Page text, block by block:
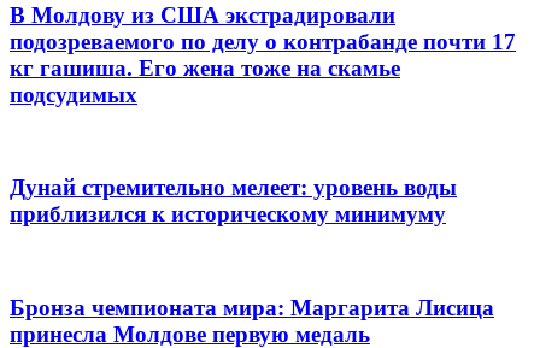
В Молдову из США экстрадировали
подозреваемого по делу о контрабанде почти 17
кг гашиша. Его жена тоже на скамье
подсудимых
Дунай стремительно мелеет: уровень воды
приблизился к историческому минимуму
Бронза чемпионата мира: Маргарита Лисица
принесла Молдове первую медаль